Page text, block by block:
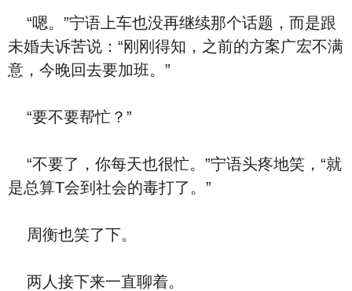
“嗯。”宁语上车也没再继续那个话题，而是跟
未婚夫诉苦说：“刚刚得知，之前的方案广宏不满
意，今晚回去要加班。”
“要不要帮忙？”
“不要了，你每天也很忙。”宁语头疼地笑，“就
是总算T会到社会的毒打了。”
周衡也笑了下。
两人接下来一直聊着。